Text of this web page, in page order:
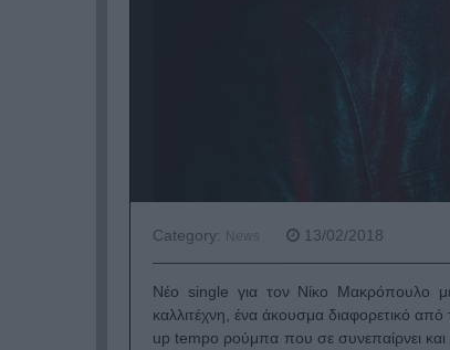
Category: News 13/02/2018
Νέο single για τον Νίκο Μακρόπουλο
καλλιτέχνη, ένα άκουσμα διαφορετικό
up tempo ρούμπα που σε συνεπαίρνει και